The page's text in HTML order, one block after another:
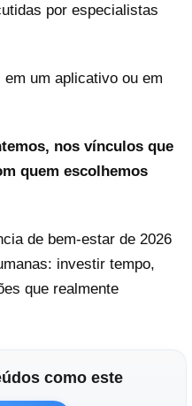
por especialistas
um aplicativo ou em
nos vínculos que
quem escolhemos
de bem-estar de 2026
investir tempo,
que realmente
como este